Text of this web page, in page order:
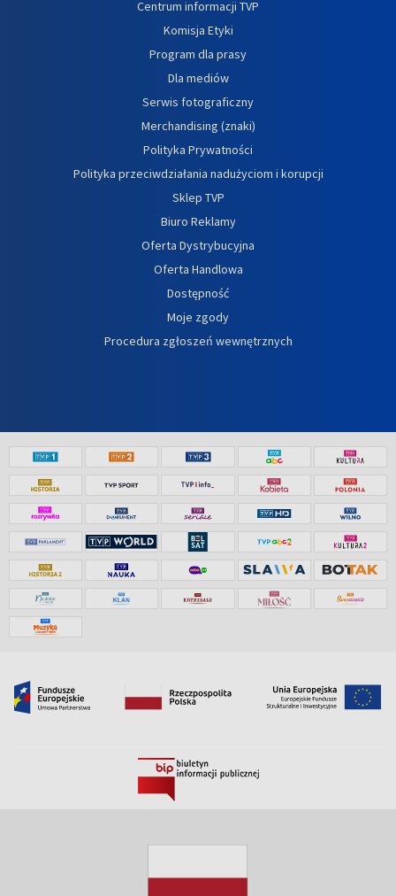
Centrum informacji TVP
Komisja Etyki
Program dla prasy
Dla mediów
Serwis fotograficzny
Merchandising (znaki)
Polityka Prywatności
Polityka przeciwdziałania nadużyciom i korupcji
Sklep TVP
Biuro Reklamy
Oferta Dystrybucyjna
Oferta Handlowa
Dostępność
Moje zgody
Procedura zgłoszeń wewnętrznych